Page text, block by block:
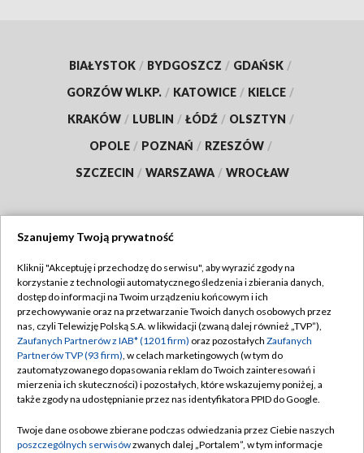
BIAŁYSTOK / BYDGOSZCZ / GDAŃSK /
GORZÓW WLKP. / KATOWICE / KIELCE /
KRAKÓW / LUBLIN / ŁÓDŹ / OLSZTYN /
OPOLE / POZNAŃ / RZESZÓW /
SZCZECIN / WARSZAWA / WROCŁAW
TVP
Abonament TVP
Emisja w TVP
Centrum informacji TVP
Naziemna Telewizja Cyfrowa
Rada Programowa
Regulamin TVP
Polityka prywatności
Moje zgody
Pomoc
Kontakt
Szanujemy Twoją prywatność
Kliknij "Akceptuję i przechodzę do serwisu", aby wyrazić zgody na
korzystanie z technologii automatycznego śledzenia i zbierania danych,
dostęp do informacji na Twoim urządzeniu końcowym i ich
przechowywanie oraz na przetwarzanie Twoich danych osobowych przez
nas, czyli Telewizję Polską S.A. w likwidacji (zwaną dalej również „TVP”),
Zaufanych Partnerów z IAB* (1201 firm) oraz pozostałych Zaufanych
Partnerów TVP (93 firm), w celach marketingowych (w tym do
zautomatyzowanego dopasowania reklam do Twoich zainteresowań i
mierzenia ich skuteczności) i pozostałych, które wskazujemy poniżej, a
także zgody na udostępnianie przez nas identyfikatora PPID do Google.
Twoje dane osobowe zbierane podczas odwiedzania przez Ciebie naszych
poszczególnych serwisówzwanych dalej „Portalem”, w tym informacje